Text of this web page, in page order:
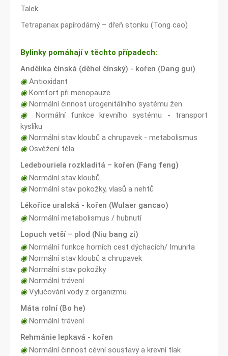
Talek
Tetrapanax papírodárný – dřeň stonku (Tong cao)
Bylinky pomáhají v těchto případech:
Andělika čínská (děhel čínský) - kořen (Dang gui)
◉Antioxidant
◉Komfort při menopauze
◉Normální činnost urogenitálního systému žen
◉
Normální funkce krevního systému - transport
kyslíku
◉Normální stav kloubů a chrupavek - metabolismus
◉Osvěžení těla
Ledebouriela rozkladitá – kořen (Fang feng)
◉Normální stav kloubů
◉Normální stav pokožky, vlasů a nehtů
Lékořice uralská - kořen (Wulaer gancao)
◉Normální metabolismus / hubnutí
Lopuch vetší – plod (Niu bang zi)
◉Normální funkce horních cest dýchacích/ Imunita
◉Normální stav kloubů a chrupavek
◉Normální stav pokožky
◉Normální trávení
◉Vylučování vody z organizmu
Máta rolní (Bo he)
◉Normální trávení
Rehmánie lepkavá - kořen
◉Normální činnost cévní soustavy a krevní tlak